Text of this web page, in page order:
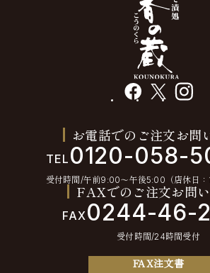
facebook instagram
お電話でのご注文お問
TEL 0120-058-
受付時間/午前9:00〜午後5:00（店休日：
FAXでのご注文お問
FAX0244-46-
受付時間/24時間受付
FAX注文書